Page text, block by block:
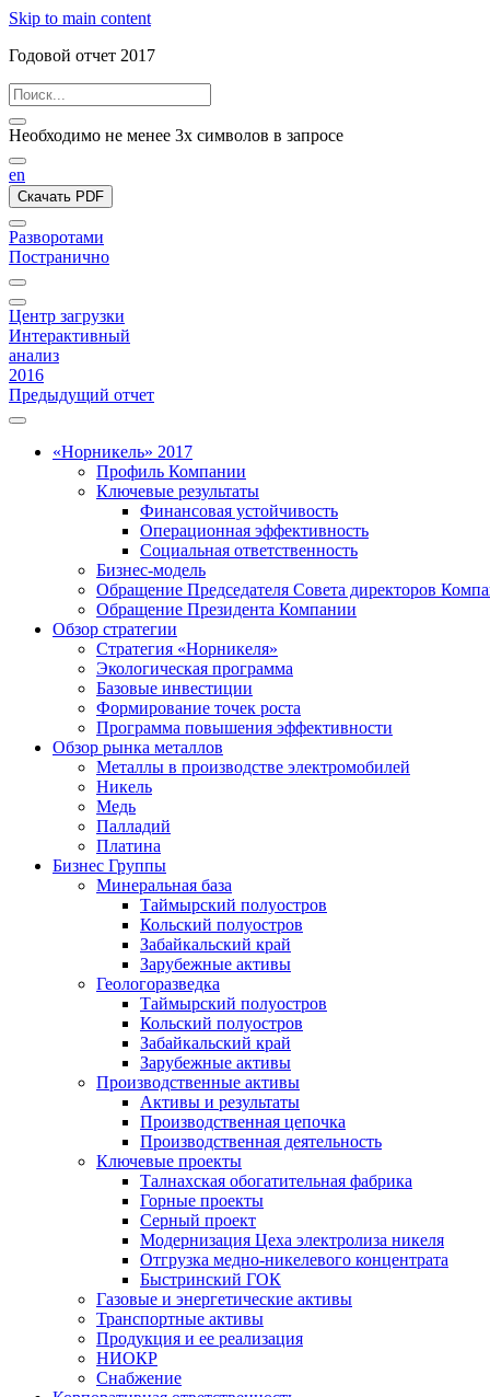
Skip to main content
Годовой отчет 2017
Необходимо не менее 3х символов в запросе
en
Скачать PDF
Разворотами
Постранично
Центр загрузки
Интерактивный
анализ
2016
Предыдущий отчет
«Норникель» 2017
Профиль Компании
Ключевые результаты
Финансовая устойчивость
Операционная эффективность
Социальная ответственность
Бизнес-модель
Обращение Председателя Совета директоров
Обращение Президента Компании
Обзор стратегии
Стратегия «Норникеля»
Экологическая программа
Базовые инвестиции
Формирование точек роста
Программа повышения эффективности
Обзор рынка металлов
Металлы в производстве электромобилей
Никель
Медь
Палладий
Платина
Бизнес Группы
Минеральная база
Таймырский полуостров
Кольский полуостров
Забайкальский край
Зарубежные активы
Геологоразведка
Таймырский полуостров
Кольский полуостров
Забайкальский край
Зарубежные активы
Производственные активы
Активы и результаты
Производственная цепочка
Производственная деятельность
Ключевые проекты
Талнахская обогатительная фабрика
Горные проекты
Серный проект
Модернизация Цеха электролиза никеля
Отгрузка медно-никелевого концентрата
Быстринский ГОК
Газовые и энергетические активы
Транспортные активы
Продукция и ее реализация
НИОКР
Снабжение